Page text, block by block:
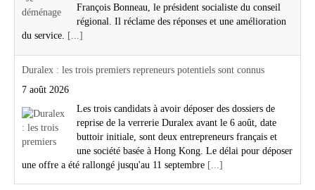
François Bonneau, le président socialiste du conseil
régional. Il réclame des réponses et une amélioration
du service. [...]
Duralex : les trois premiers repreneurs potentiels sont connus
7 août 2026
Les trois candidats à avoir déposer des dossiers de
reprise de la verrerie Duralex avant le 6 août, date
buttoir initiale, sont deux entrepreneurs français et
une société basée à Hong Kong. Le délai pour déposer
une offre a été rallongé jusqu'au 11 septembre [...]